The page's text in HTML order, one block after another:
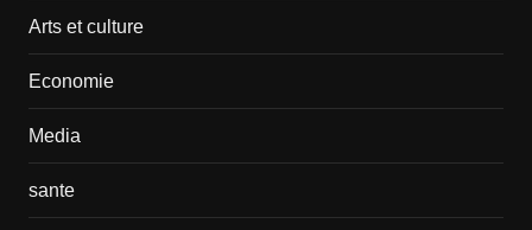
Arts et culture
Economie
Media
sante